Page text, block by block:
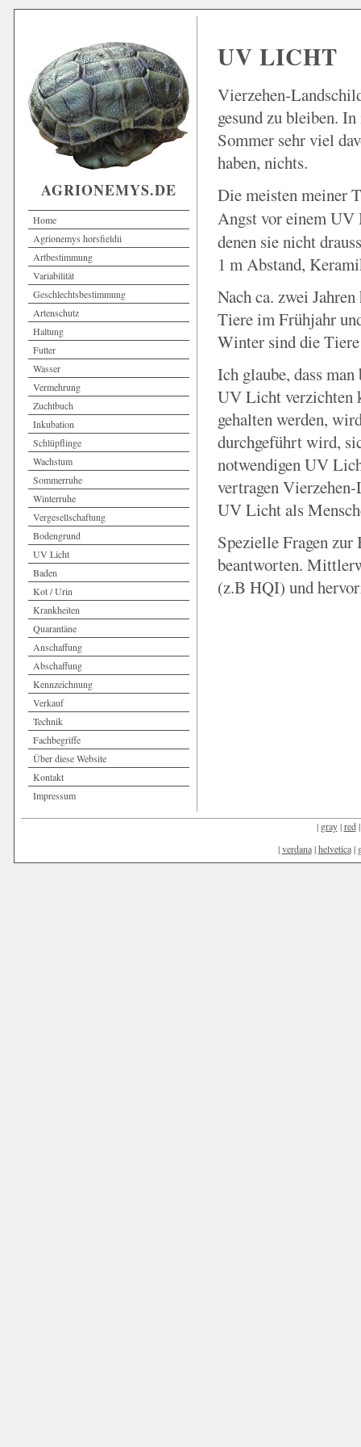
AGRIONEMYS.DE
Home
Agrionemys horsfieldii
Artbestimmung
Variabilität
Geschlechtsbestimmung
Artenschutz
Haltung
Futter
Wasser
Vermehrung
Zuchtbuch
Inkubation
Schlüpflinge
Wachstum
Sommerruhe
Winterruhe
Vergesellschaftung
Bodengrund
UV Licht
Baden
Kot / Urin
Krankheiten
Quarantäne
Anschaffung
Abschaffung
Kennzeichnung
Verkauf
Technik
Fachbegriffe
Über diese Website
Kontakt
Impressum
UV LICHT
Vierzehen-
gesund zu bleiben.
Sommer sehr viel
haben, nichts.
Die meisten meiner
Angst vor einem UV
denen sie nicht
1 m Abstand,
Nach ca. zwei
Tiere im Frühjahr
Winter sind die
Ich glaube, dass
UV Licht verzichten
gehalten werden,
durchgeführt wird,
notwendigen UV
vertragen
UV Licht als
Spezielle Fragen
beantworten.
(z.B HQI) und
| gray|red
|verdana|helvetica|